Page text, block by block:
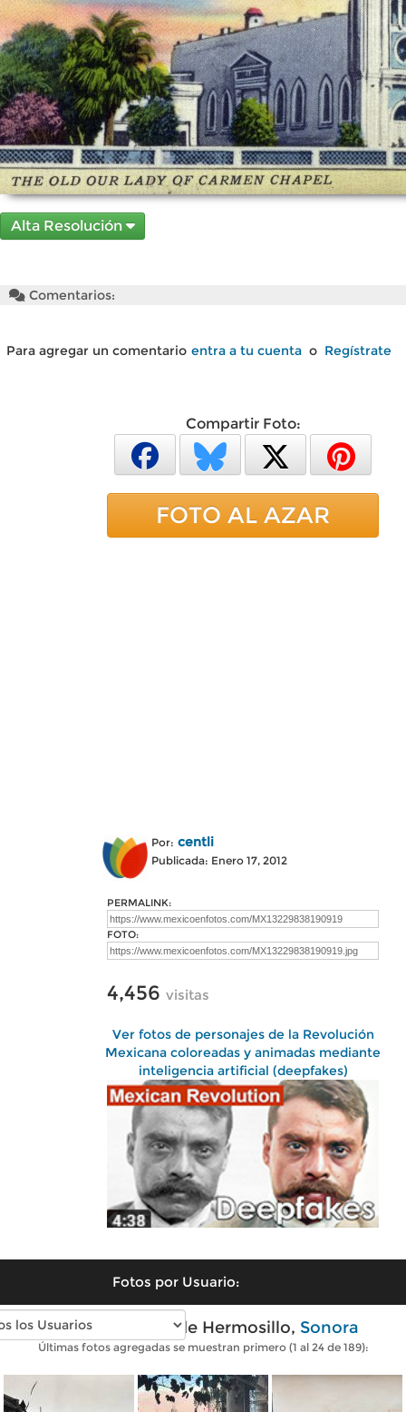
Alta Resolución
Comentarios:
Para agregar un comentario entra a tu cuenta o Regístrate
Compartir Foto:
FOTO AL AZAR
Por: centli
Publicada: Enero 17, 2012
PERMALINK:
FOTO:
4,456 visitas
Ver fotos de personajes de la Revolución
Mexicana coloreadas y animadas mediante
inteligencia artificial (deepfakes)
Fotos por Usuario:
Fotos antiguas de Hermosillo, Sonora
Últimas fotos agregadas se muestran primero (1 al 24 de 189):